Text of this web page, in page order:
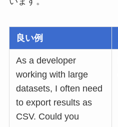
良い例
As a developer
working with large
datasets, I often need
to export results as
CSV. Could you